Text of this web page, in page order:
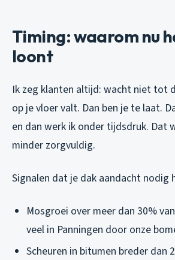
Timing: waarom nu
loont
Ik zeg klanten altijd: wacht niet tot
op je vloer valt. Dan ben je te laat.
en dan werk ik onder tijdsdruk. Dat
minder zorgvuldig.
Signalen dat je dak aandacht nodig
Mosgroei over meer dan 30%
veel in Panningen door onze
Scheuren in bitumen breder dan